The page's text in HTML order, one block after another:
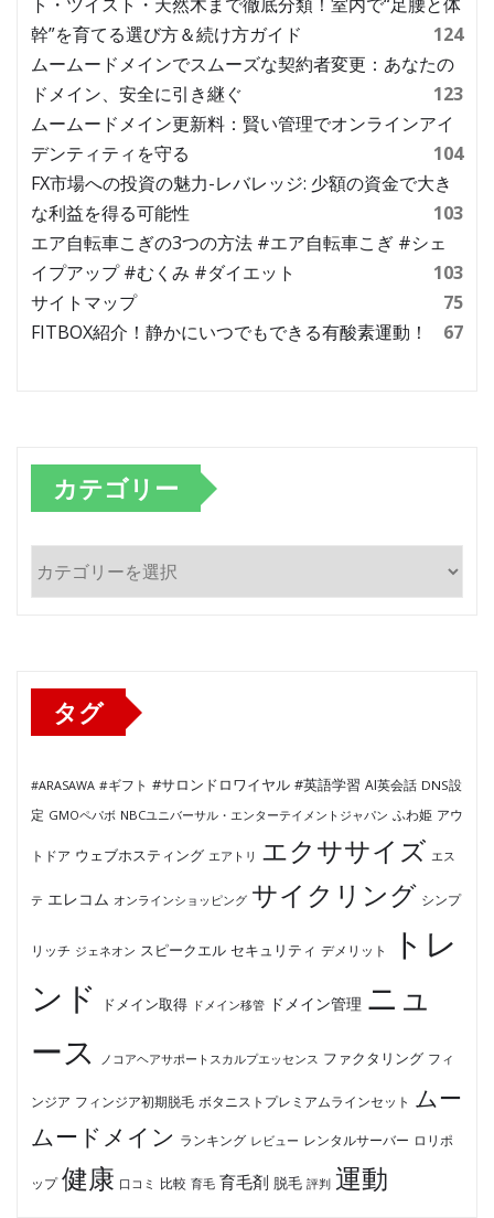
幹”を育てる選び方＆続け方ガイド
124
ムームードメインでスムーズな契約者変更：あなたの
ドメイン、安全に引き継ぐ
123
ムームードメイン更新料：賢い管理でオンラインアイ
デンティティを守る
104
FX市場への投資の魅力-レバレッジ: 少額の資金で大き
な利益を得る可能性
103
エア自転車こぎの3つの方法 #エア自転車こぎ #シェ
イプアップ #むくみ #ダイエット
103
サイトマップ
75
FITBOX紹介！静かにいつでもできる有酸素運動！
67
カテゴリー
テ
タグ
#ARASAWA #ギフト #サロンドロワイヤル #英語学習 AI英会話 DNS設
定 GMOペパボ NBCユニバーサル・エンターテイメントジャパン ふわ姫 アウ
トドア ウェブホスティング エアトリ エクササイズ エス
テ エレコム オンラインショッピング サイクリング シンプ
リッチ ジェネオン スピークエル セキュリティ デメリット
トレ
ンド
ドメイン取得 ドメイン移管 ドメイン管理 ニュ
ース
ノコアヘアサポートスカルプエッセンス ファクタリング フィ
ンジア フィンジア初期脱毛 ボタニストプレミアムラインセット ムー
ムードメイン ランキング レビュー レンタルサーバー ロリポ
ップ 健康 口コミ 比較 育毛 育毛剤 脱毛 評判 運動